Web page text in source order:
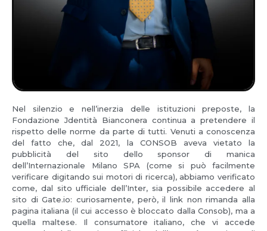
Nel silenzio e nell’inerzia delle istituzioni preposte, la
Fondazione Jdentità Bianconera continua a pretendere il
rispetto delle norme da parte di tutti. Venuti a conoscenza
del fatto che, dal 2021, la CONSOB aveva vietato la
pubblicità del sito dello sponsor di manica
dell’Internazionale Milano SPA (come si può facilmente
verificare digitando sui motori di ricerca), abbiamo verificato
come, dal sito ufficiale dell’Inter, sia possibile accedere al
sito di Gate.io: curiosamente, però, il link non rimanda alla
pagina italiana (il cui accesso è bloccato dalla Consob), ma a
quella maltese. Il consumatore italiano, che vi accede